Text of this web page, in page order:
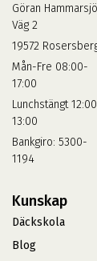
Göran
Väg 2
19572
Mån-Fre 08:00-
17:00
Lunchstängt
13:00
Bankgiro: 5300-
1194
Kunskap
Däckskola
Blog